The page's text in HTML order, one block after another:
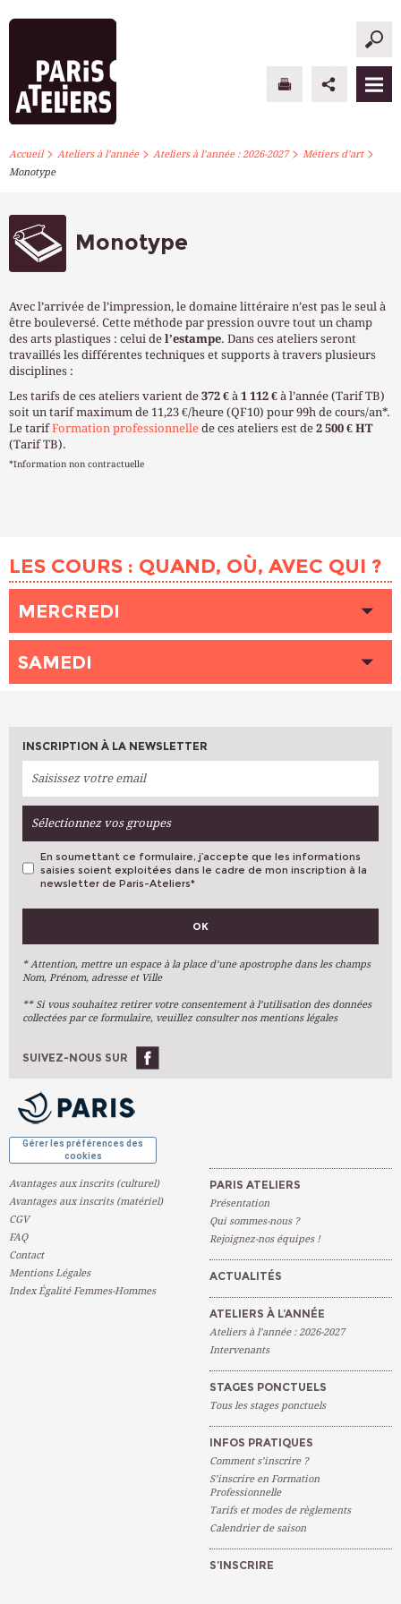
PARIS ATELIERS
ATELIERS À L’ANNÉE
INFOS PRATIQUES
S’INSCRIRE
Accueil> Ateliers à l’année> Ateliers à l’année : 2026-2027> Métiers d’art>
Monotype
Monotype
Avec l’arrivée de l’impression, le domaine littéraire n’est pas le seul à
être bouleversé. Cette méthode par pression ouvre tout un champ
des arts plastiques : celui de l’estampe. Dans ces ateliers seront
travaillés les différentes techniques et supports à travers plusieurs
disciplines :
Les tarifs de ces ateliers varient de 372 € à 1 112 € à l’année (Tarif TB)
soit un tarif maximum de 11,23 €/heure (QF10) pour 99h de cours/an*.
Le tarifFormation professionnelle de ces ateliers est de 2 500 € HT
(Tarif TB).
*Information non contractuelle
LES COURS : QUAND, OÙ, AVEC QUI ?
MERCREDI
HEURE 14h00 - 17h00
LIEU SOUHAM (Paris 13ème)
SAMEDI
INTERVENANT (E) DRINEK GRESSET Martina
PLACES DISPONIBLES 8
INSCRIPTION À LA NEWSLETTER
Sélectionnez vos groupes
VOS PRÉFÉRENCES
Arts Plastiques
Arts Du Texte
Arts Numériques
Ateliers À L'année
En soumettant ce formulaire, j’accepte que les informations
saisies soient exploitées dans le cadre de mon inscription à la
newsletter de Paris-Ateliers*
OK
* Attention, mettre un espace à la place d’une apostrophe dans les champs
Nom, Prénom, adresse et Ville
** Si vous souhaitez retirer votre consentement à l’utilisation des données
collectées par ce formulaire, veuillez consulter nos mentions légales
SUIVEZ-NOUS SUR
Gérer les préférences des
cookies
Avantages aux inscrits (culturel)
Avantages aux inscrits (matériel)
CGV
FAQ
Contact
Mentions Légales
Index Égalité Femmes-Hommes
PARIS ATELIERS
Présentation
Qui sommes-nous ?
Rejoignez-nos équipes !
ACTUALITÉS
ATELIERS À L’ANNÉE
Ateliers à l’année : 2026-2027
Intervenants
STAGES PONCTUELS
Tous les stages ponctuels
INFOS PRATIQUES
Comment s’inscrire ?
S’inscrire en Formation
Professionnelle
Tarifs et modes de règlements
Calendrier de saison
S’INSCRIRE